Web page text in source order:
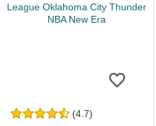
(4.7)